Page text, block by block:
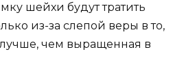
шейхи будут тратить
из-за слепой веры в то,
чем выращенная в